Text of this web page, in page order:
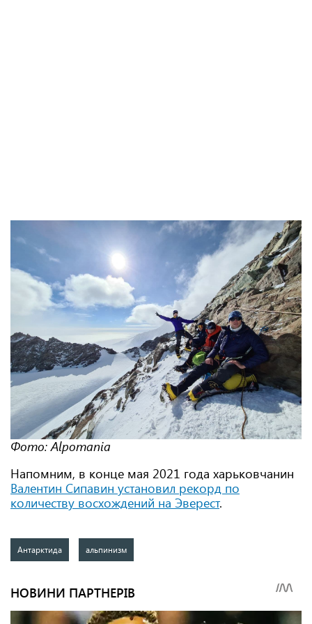
Фото: Alpomania
Напомним, в конце мая 2021 года харьковчанин
Валентин Сипавин установил рекорд по
количеству восхождений на Эверест.
Антарктида альпинизм